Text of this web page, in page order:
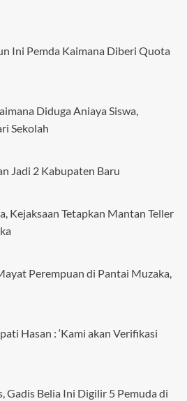
Ini Pemda Kaimana Diberi Quota
Diduga Aniaya Siswa,
Sekolah
Jadi 2 Kabupaten Baru
Kejaksaan Tetapkan Mantan Teller
Perempuan di Pantai Muzaka,
Hasan : ‘Kami akan Verifikasi
Gadis Belia Ini Digilir 5 Pemuda di